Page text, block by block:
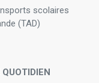
scolaires
(TAD)